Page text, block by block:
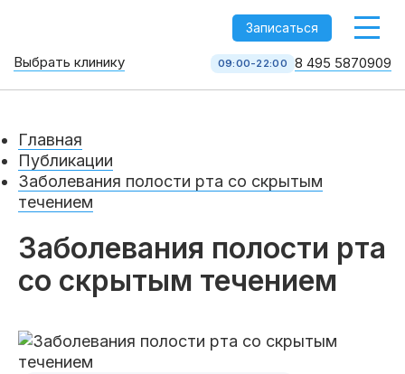
Записаться
8 495 587 09 09
Услуги
Выбрать клинику 09:00-22:00 8 495 5870909
Главная
Публикации
Заболевания полости рта со скрытым
течением
Заболевания полости рта
со скрытым течением